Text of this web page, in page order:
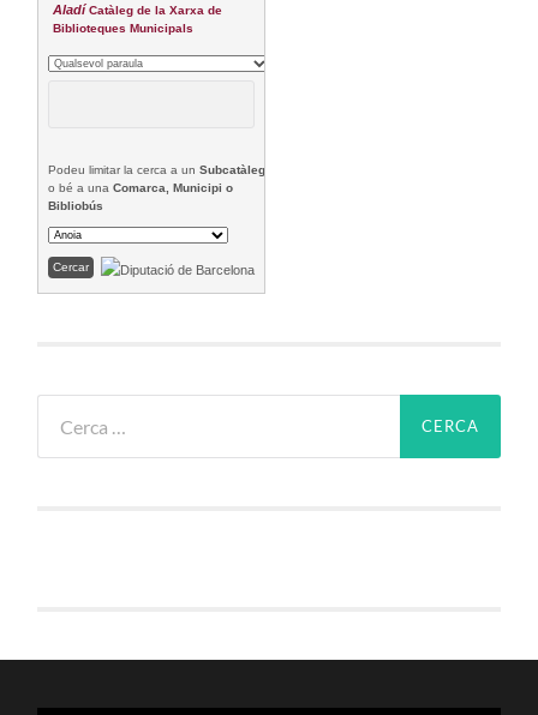
Aladí Catàleg de la Xarxa de
Biblioteques Municipals
Podeu limitar la cerca a unSubcatàleg
o bé a unaComarca, Municipi o
Bibliobús